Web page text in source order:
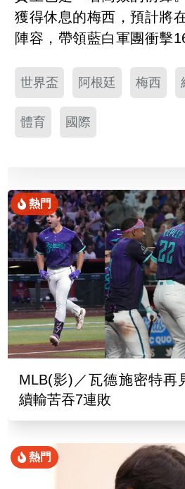
獲得休息的梅西，預計將
陣容，帶領藍白軍團衝擊
世界盃 阿根廷 梅西
體育 國際
熱門
MLB(影)／瓦德施密特再
續輸苦吞7連敗
熱門